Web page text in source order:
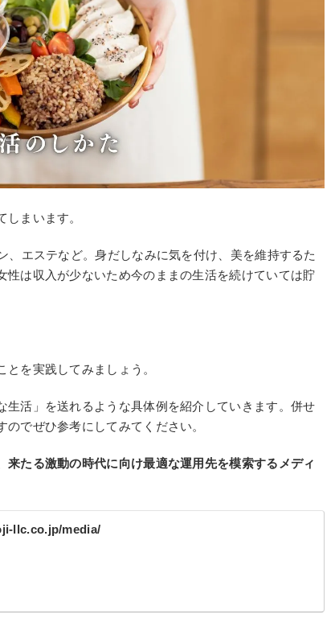
まいます。
エステなど。身だしなみに気を付け、美を維持するた
は収入が少ないため今のままの生活を続けていては貯
を実践してみましょう。
活」を送れるような具体例を紹介していきます。併せ
でぜひ参考にしてみてください。
たる激動の時代に向け最適な運用先を模索するメディ
llc.co.jp/media/